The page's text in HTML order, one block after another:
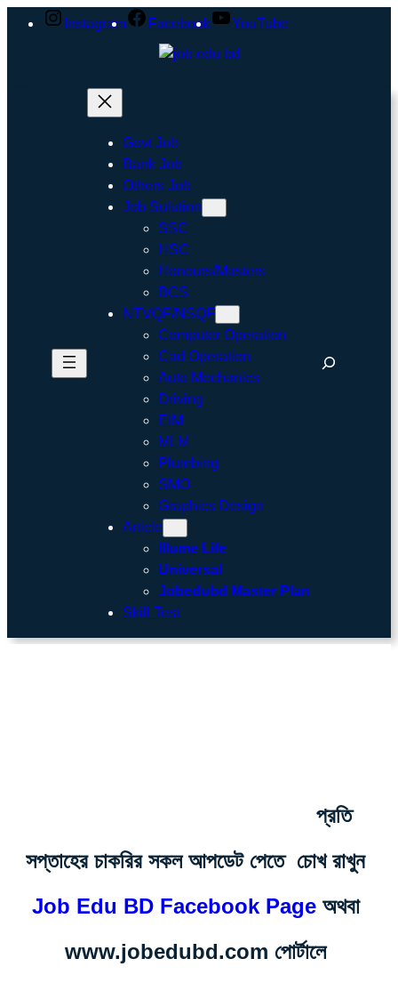
Instagram Facebook YouTube
Govt Job
Bank Job
Others Job
Job Sulution
SSC
HSC
Honours/Masters
BCS
NTVQF/NSQF
Computer Operation
Cad Operation
Auto Mechanics
Driving
EIM
MLM
Plumbing
SMO
Graphics Design
Article
Illume Life
Universal
Jobedubd Master Plan
Skill Test
প্রতি
সপ্তাহের চাকরির সকল আপডেট পেতে চোখ রাখুন
Job Edu BD Facebook Pageঅথবা
www.jobedubd.com পোর্টালে